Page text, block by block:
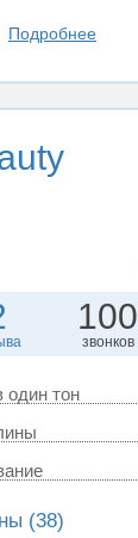
Подробнее
100
звонков
один тон
(38)